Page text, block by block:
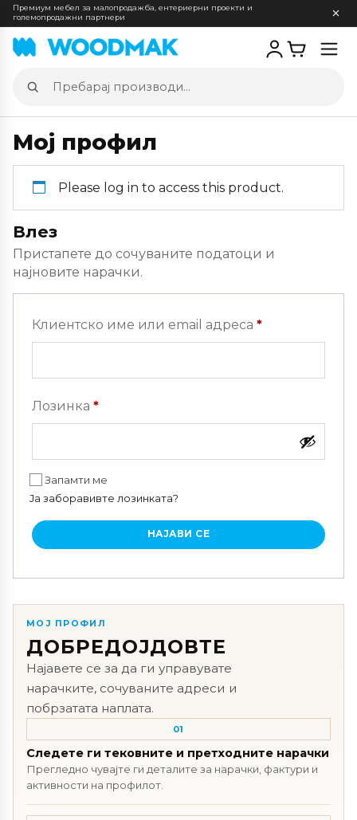
Премиум мебел за малопродажба, ентериерни проекти и
големопродажни партнери
Пребарај
производи
Мој профил
Please log in to access this product.
Влез
Пристапете до сочуваните податоци и
најновите нарачки.
Клиентско име или email адреса *
Лозинка *Задолжително
Запамти ме
Ја заборавивте лозинката?
НАЈАВИ СЕ
МОЈ ПРОФИЛ
ДОБРЕДОЈДОВТЕ
Најавете се за да ги управувате
нарачките, сочуваните адреси и
побрзатата наплата.
01
Следете ги тековните и претходните нарачки
Прегледно чувајте ги деталите за нарачки, фактури и
активности на профилот.